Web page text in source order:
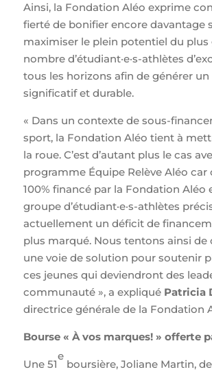
Ainsi, la Fondation Aléo exprime
fierté de bonifier encore davantage
maximiser le plein potentiel du plus
nombre d’étudiant·e·s-athlètes
tous les horizons afin de générer
significatif et durable.
« Dans un contexte de sous-
sport, la Fondation Aléo tient à
la roue. C’est d’autant plus le cas
programme Équipe Relève Aléo car
100% financé par la Fondation Aléo
groupe d’étudiant·e·s-athlètes
actuellement un déficit de
plus marqué. Nous tentons ainsi de
une voie de solution pour soutenir
ces jeunes qui deviendront des
communauté », a expliqué Patricia
directrice générale de la Fondation
Bourse « À vos marques! » offerte
Une 51
e
boursière, Joliane Martin,